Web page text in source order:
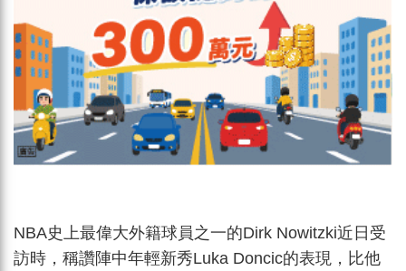
NBA史上最偉大外籍球員之一的Dirk Nowitzki近日受
訪時，稱讚陣中年輕新秀Luka Doncic的表現，比他